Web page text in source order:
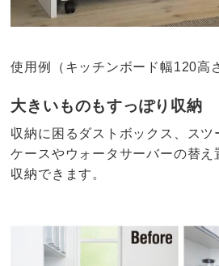
使用例（キッチンボード幅120高
大きいものもすっぽり収納
収納に困るダストボックス、ス
ケースやウォータサーバーの替え
収納できます。